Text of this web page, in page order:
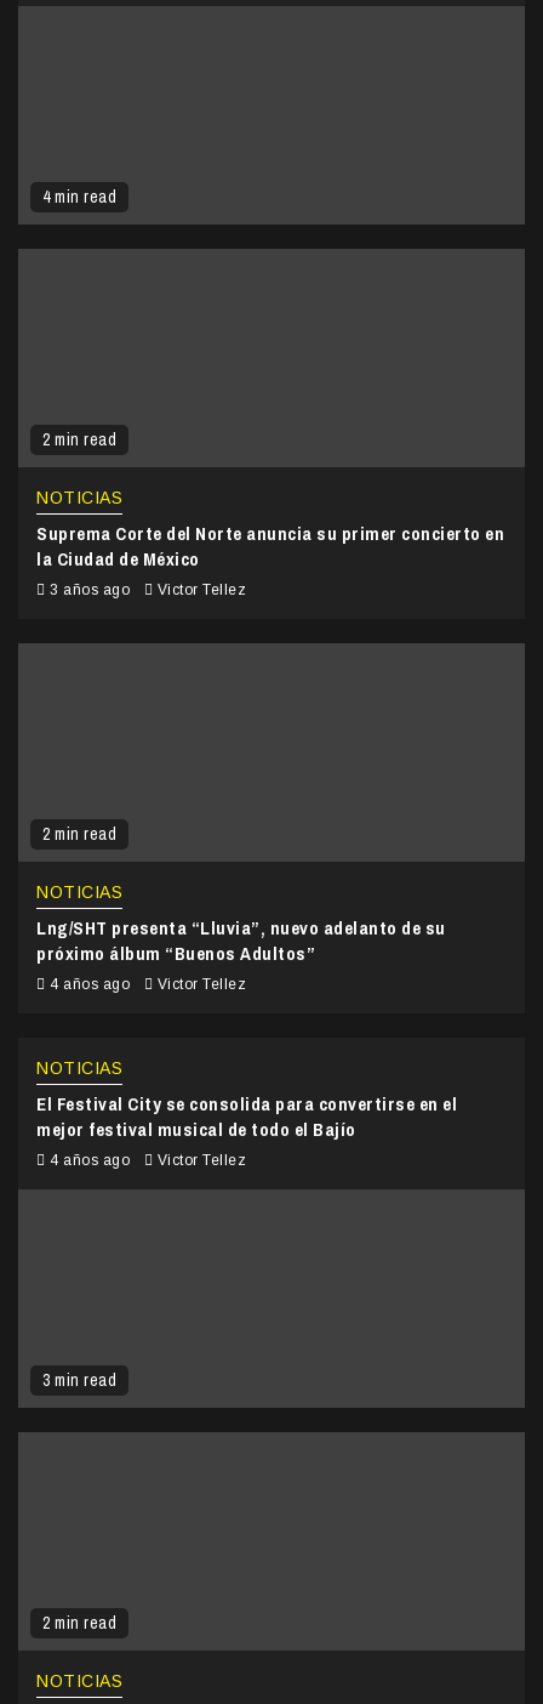
4 min read
2 min read
NOTICIAS
Suprema Corte del Norte anuncia su primer concierto en
la Ciudad de México
3 años ago Victor Tellez
2 min read
NOTICIAS
Lng/SHT presenta “Lluvia”, nuevo adelanto de su
próximo álbum “Buenos Adultos”
4 años ago Victor Tellez
3 min read
NOTICIAS
El Festival City se consolida para convertirse en el
mejor festival musical de todo el Bajío
4 años ago Victor Tellez
2 min read
NOTICIAS